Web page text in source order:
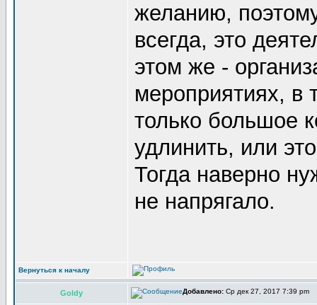
желанию,
всегда, это
этом же -
мероприятиях, в
только большое
удлинить, или
Тогда наверно
не напрягало.
Вернуться к началу
Goldy Добавлено: Ср дек 27, 2017 7:39 pm